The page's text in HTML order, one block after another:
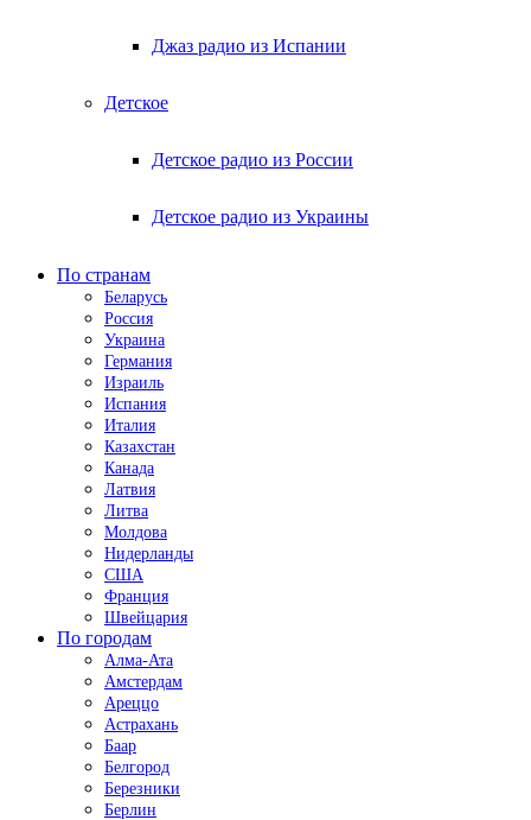
Джаз радио из Испании
Детское
Детское радио из России
Детское радио из Украины
По странам
Беларусь
Россия
Украина
Германия
Израиль
Испания
Италия
Казахстан
Канада
Латвия
Литва
Молдова
Нидерланды
США
Франция
Швейцария
По городам
Алма-Ата
Амстердам
Ареццо
Астрахань
Баар
Белгород
Березники
Берлин